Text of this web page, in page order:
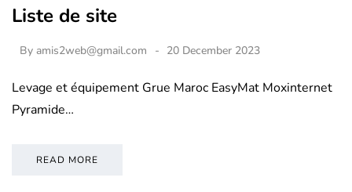
Liste de site
By amis2web@gmail.com 20 December 2023
Levage et équipement Grue Maroc EasyMat Moxinternet
Pyramide…
READ MORE